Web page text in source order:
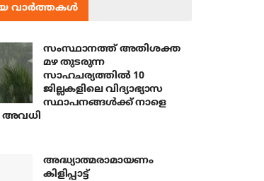
വാർത്തകൾ
സംസ്ഥാനത്ത് അതിശക്ത
മഴ തുടരുന്ന
സാഹചര്യത്തിൽ 10
ജില്ലകളിലെ വിദ്യാഭ്യാസ
സ്ഥാപനങ്ങൾക്ക് നാളെ
അദ്ധ്യാത്മരാമായണം
കിളിപ്പാട്ട്